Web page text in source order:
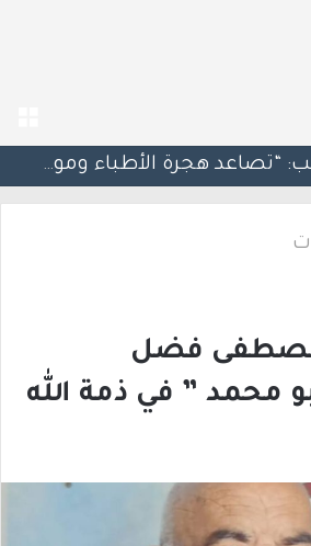
سلطة الضرائب: “تصاعد هجرة الأطباء وموظفي الهايتك يحرم إسرائيل من إيرادات ضريبية بمليارات الشواكل”
مصطفى فضل
محمد ” في ذمة الله